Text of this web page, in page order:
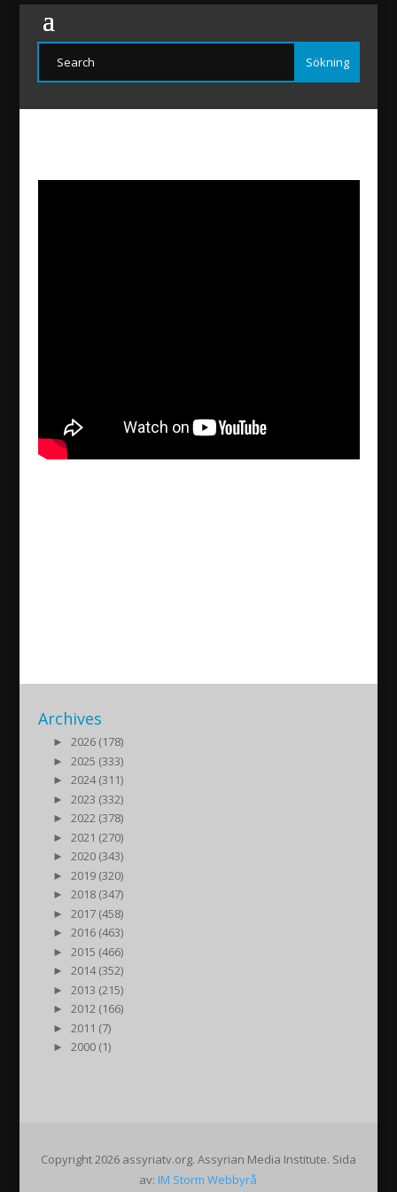
Archives
►
2026 (178)
►
2025 (333)
►
2024 (311)
►
2023 (332)
►
2022 (378)
►
2021 (270)
►
2020 (343)
►
2019 (320)
►
2018 (347)
►
2017 (458)
►
2016 (463)
►
2015 (466)
►
2014 (352)
►
2013 (215)
►
2012 (166)
►
2011 (7)
►
2000 (1)
Copyright 2026 assyriatv.org. Assyrian Media Institute. Sida
av: IM Storm Webbyrå